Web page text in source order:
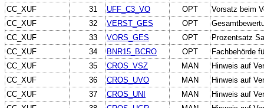
CC_XUF
31 UFF_C3_VO OPT
Vorsatz beim
CC_XUF
32 VERST_GES OPT
CC_XUF
33 VORS_GES OPT
Prozentsatz
CC_XUF
34 BNR15_BCRO OPT
Fachbehörde
CC_XUF
35 CROS_VSZ MAN
Hinweis auf
CC_XUF
36 CROS_UVO MAN
Hinweis auf
CC_XUF
37 CROS_UNI MAN
Hinweis auf